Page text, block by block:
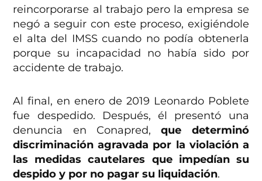
reincorporarse al trabajo pero la empresa se
negó a seguir con este proceso, exigiéndole
el alta del IMSS cuando no podía obtenerla
porque su incapacidad no había sido por
accidente de trabajo.
Al final, en enero de 2019 Leonardo Poblete
fue despedido. Después, él presentó una
denuncia en Conapred,que determinó
discriminación agravada por la violación a
las medidas cautelares que impedían su
despido y por no pagar su liquidación.